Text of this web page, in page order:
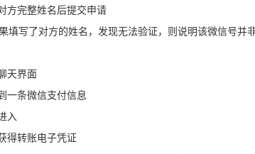
完整姓名后提交申请
写了对方的姓名，发现无法验证，则说明该微信号并
界面
条微信支付信息
入
转账电子凭证